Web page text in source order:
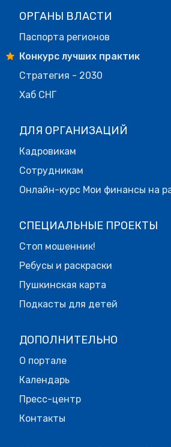
ОРГАНЫ ВЛАСТИ
Паспорта регионов
Конкурс лучших практик
Стратегия - 2030
Хаб СНГ
ДЛЯ ОРГАНИЗАЦИЙ
Кадровикам
Сотрудникам
Онлайн-курс Мои финансы на
СПЕЦИАЛЬНЫЕ ПРОЕКТЫ
Стоп мошенник!
Ребусы и раскраски
Пушкинская карта
Подкасты для детей
ДОПОЛНИТЕЛЬНО
О портале
Календарь
Пресс-центр
Контакты